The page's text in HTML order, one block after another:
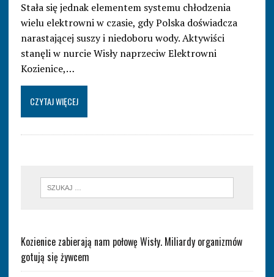
Stała się jednak elementem systemu chłodzenia
wielu elektrowni w czasie, gdy Polska doświadcza
narastającej suszy i niedoboru wody. Aktywiści
stanęli w nurcie Wisły naprzeciw Elektrowni
Kozienice,…
CZYTAJ WIĘCEJ
Kozienice zabierają nam połowę Wisły. Miliardy organizmów
gotują się żywcem